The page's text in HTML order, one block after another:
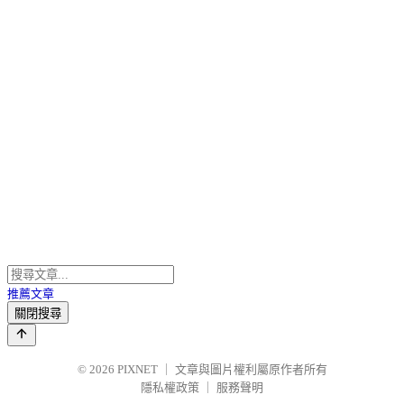
推薦文章
關閉搜尋
© 2026 PIXNET
文章與圖片權利屬原作者所有
隱私權政策
服務聲明